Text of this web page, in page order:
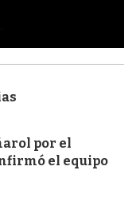
por el
el equipo